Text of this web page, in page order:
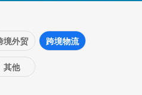
境外贸 跨境物流
其他